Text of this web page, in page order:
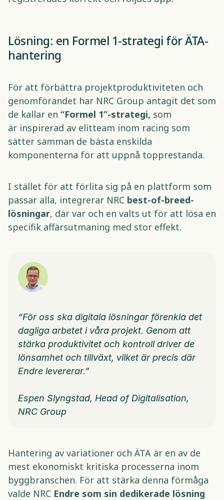
Lösning: en Formel 1-strategi för ÄTA-
hantering
För att förbättra projektproduktiviteten och
genomförandet har NRC Group antagit det som
de kallar en “Formel 1”-strategi, som
är inspirerad av elitteam inom racing som
sätter samman de bästa enskilda
komponenterna för att uppnå topprestanda.
I stället för att förlita sig på en plattform som
passar alla, integrerar NRC best-of-breed-
lösningar, där var och en valts ut för att lösa en
specifik affärsutmaning med stor effekt.
“För oss ska digitala lösningar förenkla det
dagliga arbetet i våra projekt. Genom att
stärka produktivitet och kontroll driver de
lönsamhet och tillväxt, vilket är precis där
Endre levererar.”
Espen Slyngstad, Head of Digitalisation,
NRC Group
Hantering av variationer och ÄTA är en av de
mest ekonomiskt kritiska processerna inom
byggbranschen. För att stärka denna förmåga
valde NRC Endre som sin dedikerade lösning